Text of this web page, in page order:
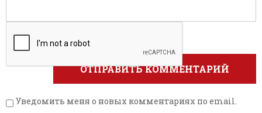
Уведомить меня о новых комментариях по email.